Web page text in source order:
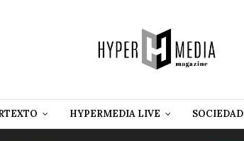
HYPERMEDIA LIVE SOCIEDAD